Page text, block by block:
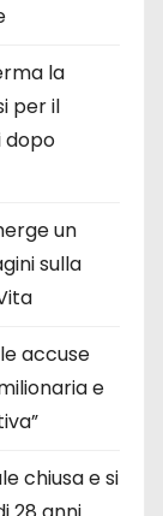
la
per il
dopo
un
sulla
accuse
e
chiusa e si